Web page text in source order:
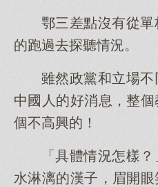
鄂三差點沒有從
的跑過去探聽情況。
雖然政黨和立場
中國人的好消息，整
個不高興的！
「具體情況怎樣
水淋漓的漢子，眉開